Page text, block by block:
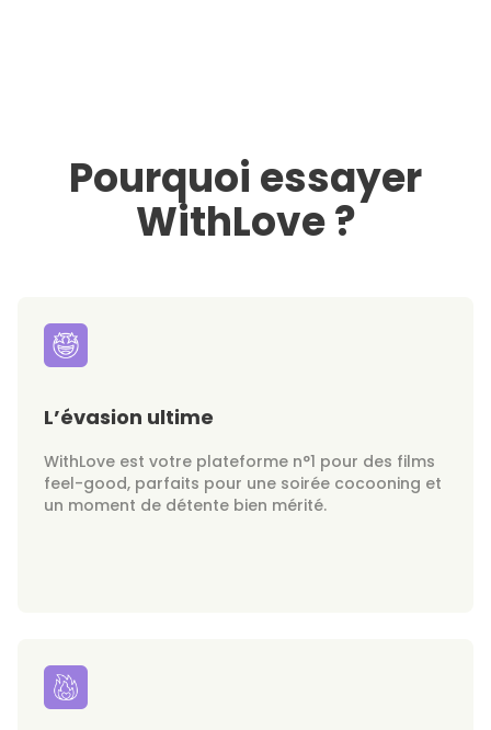
Pourquoi essayer
WithLove ?
L’évasion ultime
WithLove est votre plateforme n°1 pour des films
feel-good, parfaits pour une soirée cocooning et
un moment de détente bien mérité.